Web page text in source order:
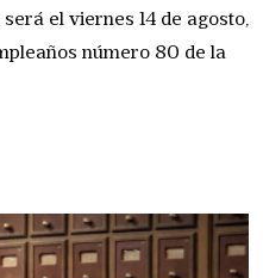
el viernes 14 de agosto,
número 80 de la